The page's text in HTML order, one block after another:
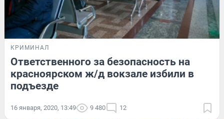
КРИМИНАЛ
Ответственного за безопасность на
красноярском ж/д вокзале избили в
подъезде
16 января, 2020, 13:49 9 480 12